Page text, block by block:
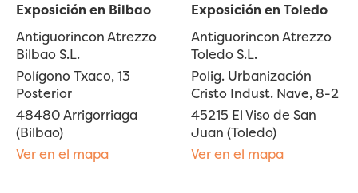
Exposición en Bilbao
Antiguorincon Atrezzo
Bilbao S.L.
Polígono Txaco, 13
Posterior
48480 Arrigorriaga
(Bilbao)
Ver en el mapa
Exposición en Toledo
Antiguorincon Atrezzo
Toledo S.L.
Polig. Urbanización
Cristo Indust. Nave, 8-2
45215 El Viso de San
Juan (Toledo)
Ver en el mapa